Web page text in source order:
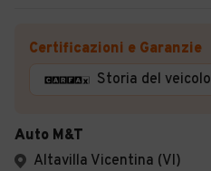
Certificazioni e Garanzie
Storia del veicolo
Auto M&T
Altavilla Vicentina (VI)